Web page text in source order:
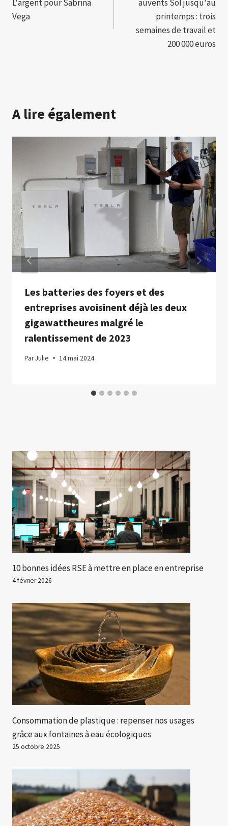
l’article
L'argent pour Sabrina
Vega
auvents Sol jusqu'au
printemps : trois
semaines de travail et
200 000 euros
A lire également
Les batteries des foyers et des
entreprises avoisinent déjà les deux
gigawattheures malgré le
ralentissement de 2023
ParJulie 14 mai 2024
10 bonnes idées RSE à mettre en place en entreprise
4 février 2026
Consommation de plastique : repenser nos usages
grâce aux fontaines à eau écologiques
25 octobre 2025